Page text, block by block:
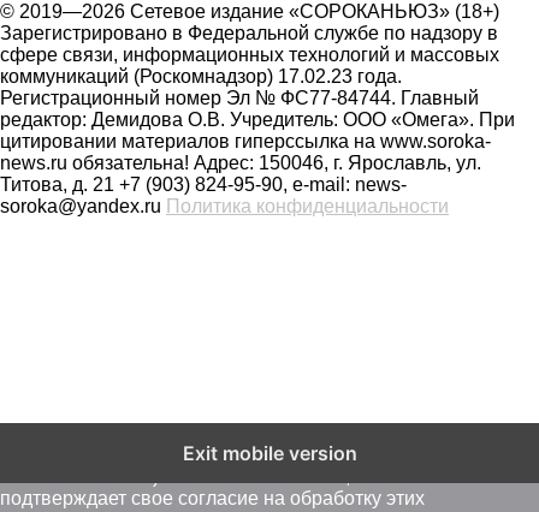
© 2019—2026 Сетевое издание «СОРОКАНЬЮЗ» (18+)
Зарегистрировано в Федеральной службе по надзору в
сфере связи, информационных технологий и массовых
коммуникаций (Роскомнадзор) 17.02.23 года.
Регистрационный номер Эл № ФС77-84744. Главный
редактор: Демидова О.В. Учредитель: ООО «Омега». При
цитировании материалов гиперссылка на www.soroka-
news.ru обязательна! Адрес: 150046, г. Ярославль, ул.
Титова, д. 21 +7 (903) 824-95-90, e-mail: news-
soroka@yandex.ru Политика конфиденциальности
Exit mobile version
пользователей (cookie, данные об IP - адресе и
подтверждает свое согласие на обработку этих